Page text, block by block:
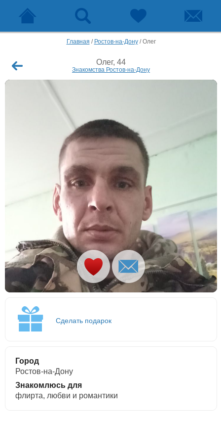
Главная / Ростов-на-Дону/Олег
Олег, 44
Знакомства Ростов-на-Дону
Сделать подарок
Город
Ростов-на-Дону
Знакомлюсь для
флирта, любви и романтики